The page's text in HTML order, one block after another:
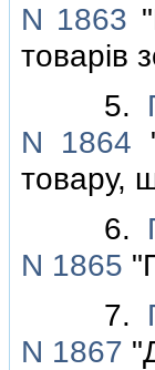
N 1863
товарiв
5.
N 1864
товару,
6.
N 1865
7.
N 1867